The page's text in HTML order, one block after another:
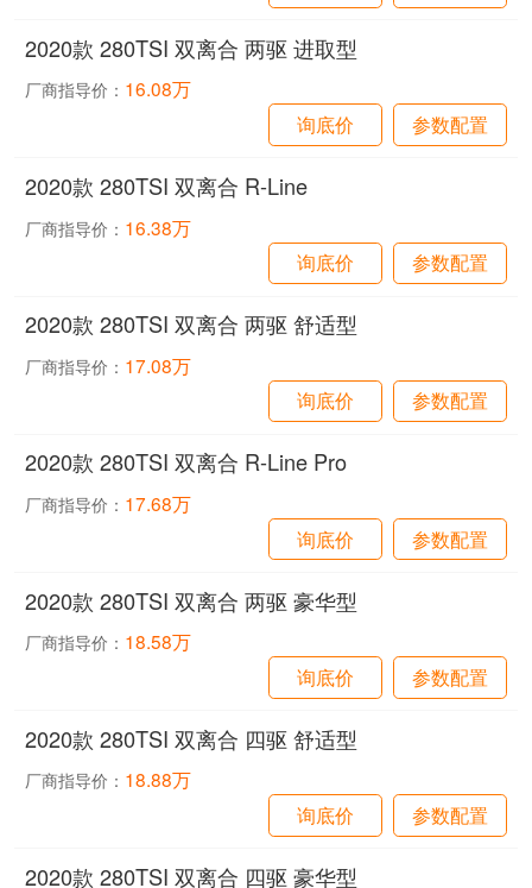
2020款 280TSI 双离合 两驱 进取型
厂商指导价： 16.08万
询底价
参数配置
2020款 280TSI 双离合 R-Line
厂商指导价： 16.38万
询底价
参数配置
2020款 280TSI 双离合 两驱 舒适型
厂商指导价： 17.08万
询底价
参数配置
2020款 280TSI 双离合 R-Line Pro
厂商指导价： 17.68万
询底价
参数配置
2020款 280TSI 双离合 两驱 豪华型
厂商指导价： 18.58万
询底价
参数配置
2020款 280TSI 双离合 四驱 舒适型
厂商指导价： 18.88万
询底价
参数配置
2020款 280TSI 双离合 四驱 豪华型